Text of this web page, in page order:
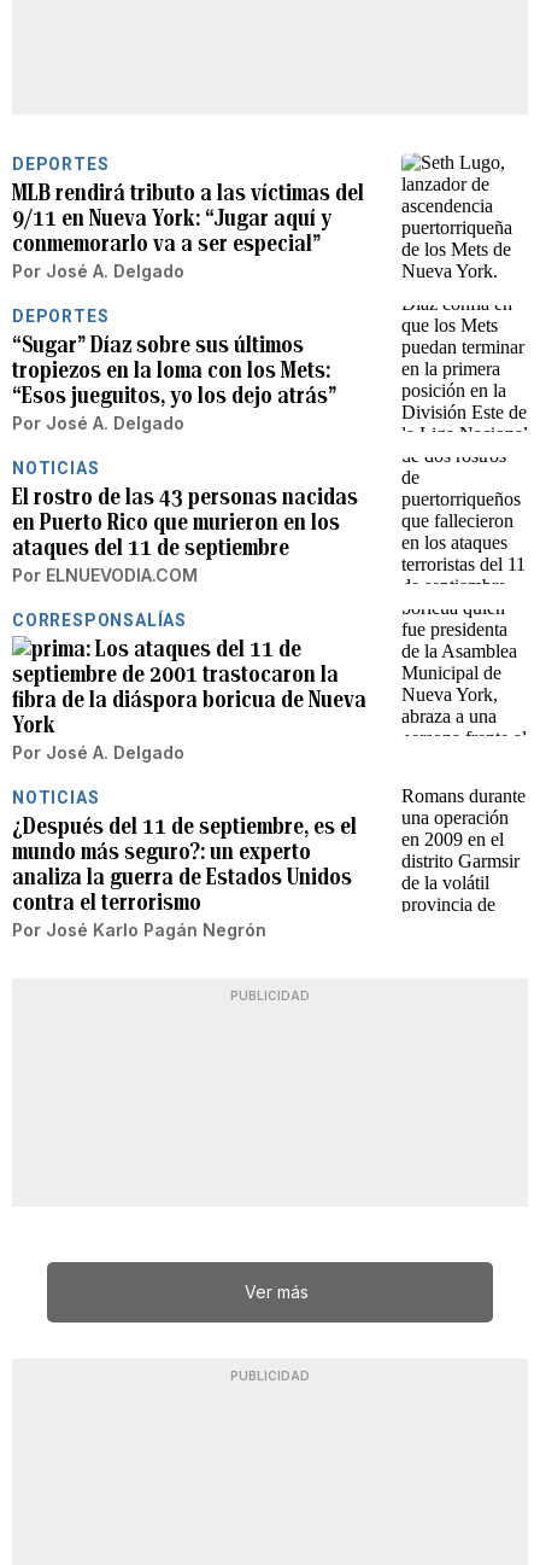
DEPORTES
MLB rendirá tributo a las víctimas del
9/11 en Nueva York: “Jugar aquí y
conmemorarlo va a ser especial”
Por José A. Delgado
DEPORTES
“Sugar” Díaz sobre sus últimos
tropiezos en la loma con los Mets:
“Esos jueguitos, yo los dejo atrás”
Por José A. Delgado
NOTICIAS
El rostro de las 43 personas nacidas
en Puerto Rico que murieron en los
ataques del 11 de septiembre
Por ELNUEVODIA.COM
CORRESPONSALÍAS
Los ataques del 11 de
septiembre de 2001 trastocaron la
fibra de la diáspora boricua de Nueva
York
Por José A. Delgado
NOTICIAS
¿Después del 11 de septiembre, es el
mundo más seguro?: un experto
analiza la guerra de Estados Unidos
contra el terrorismo
Por José Karlo Pagán Negrón
PUBLICIDAD
Ver más
PUBLICIDAD